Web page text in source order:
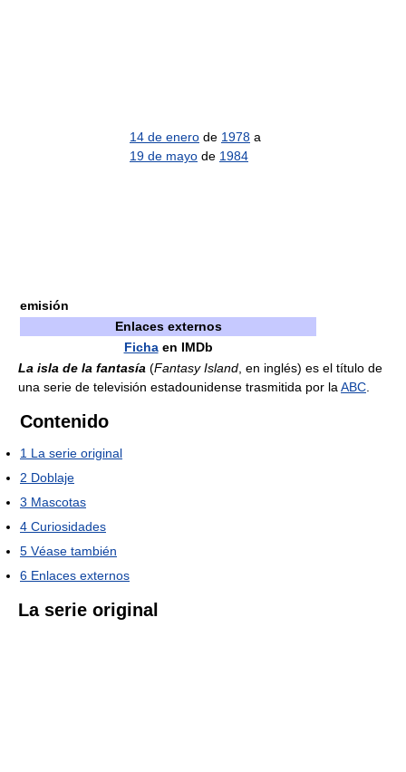
emisión
14 de enero de 1978 a
19 de mayo de 1984
Enlaces externos
Fichaen IMDb
La isla de la fantasía (Fantasy Island , en inglés) es el título de
una serie de televisión estadounidense trasmitida por la ABC
Contenido
1 La serie original
2 Doblaje
3 Mascotas
4 Curiosidades
5 Véase también
6 Enlaces externos
La serie original